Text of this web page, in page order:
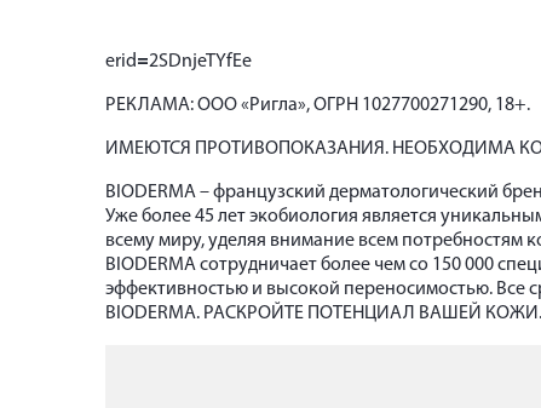
erid=2SDnjeTYfEe
РЕКЛАМА: ООО «Ригла», ОГРН 1027700271290, 18+.
ИМЕЮТСЯ ПРОТИВОПОКАЗАНИЯ. НЕОБХОДИМА
BIODERMA – французский дерматологический
Уже более 45 лет экобиология является
всему миру, уделяя внимание всем потребностям
BIODERMA сотрудничает более чем со 150 000
эффективностью и высокой переносимостью. Все
BIODERMA. РАСКРОЙТЕ ПОТЕНЦИАЛ ВАШЕЙ КОЖИ.